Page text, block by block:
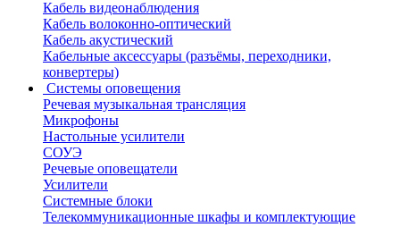
Кабель видеонаблюдения
Кабель волоконно-оптический
Кабель акустический
Кабельные аксессуары (разъёмы, переходники,
конвертеры)
Системы оповещения
Речевая музыкальная трансляция
Микрофоны
Настольные усилители
СОУЭ
Речевые оповещатели
Усилители
Системные блоки
Телекоммуникационные шкафы и комплектующие